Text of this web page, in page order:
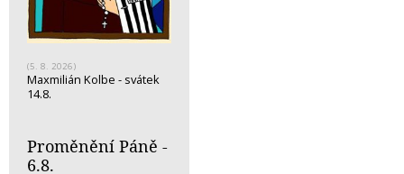
(5. 8. 2026)
Maxmilián Kolbe - svátek
14.8.
Proměnění Páně -
6.8.